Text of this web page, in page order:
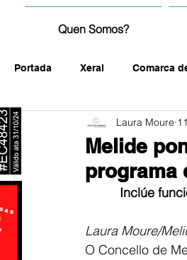
Quen Somos?
Portada Xeral Comarca
fotografía
Melide
programa
Laura Moure
Inclúe
Laura Moure/
O Concello de